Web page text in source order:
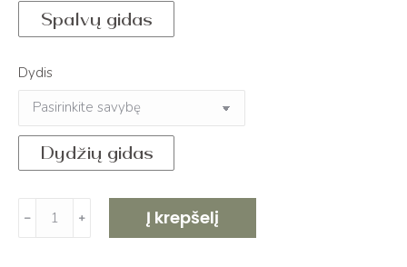
Spalvų gidas
Dydis
Dydžių gidas
produkto
kiekis:
﹣ ﹢ Į krepšelį